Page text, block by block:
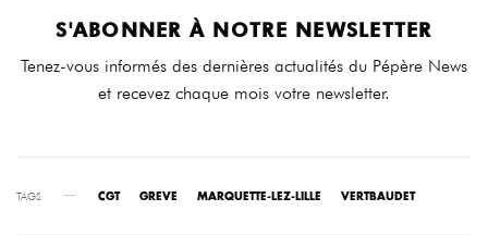
S'ABONNER À NOTRE NEWSLETTER
Tenez-vous informés des dernières actualités du Pépère News
et recevez chaque mois votre newsletter.
TAGS CGT GREVE MARQUETTE-LEZ-LILLE VERTBAUDET